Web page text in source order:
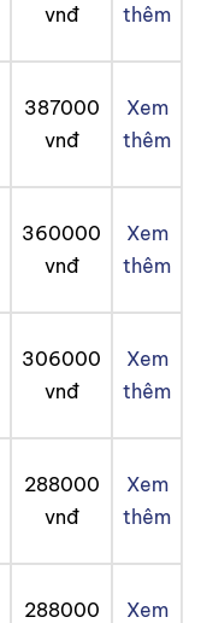
vnđ
thêm
387000
vnđ
Xem
thêm
360000
vnđ
Xem
thêm
306000
vnđ
Xem
thêm
288000
vnđ
Xem
thêm
288000
Xem